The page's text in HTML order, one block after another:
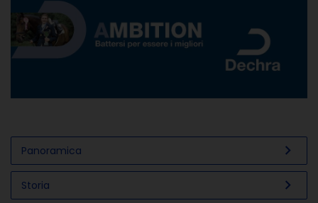
Panoramica chevron_right
Storia chevron_right